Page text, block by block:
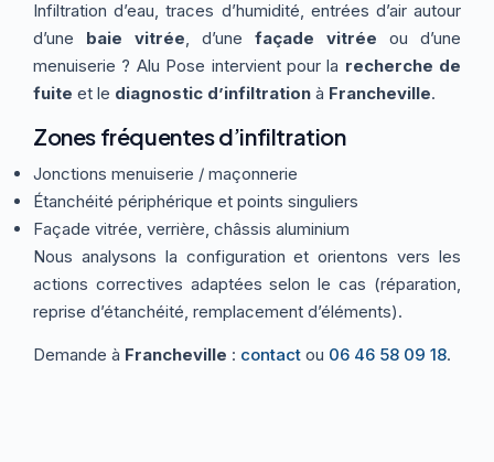
Thermographie ACTUALITÉS
ETRE RAPPELÉ
Infiltration d’eau, traces d’humidité, entrées d’air autour
d’une baie vitrée , d’une façade vitrée ou d’une
menuiserie ? Alu Pose intervient pour la recherche de
fuite et le diagnostic d’infiltration à Francheville.
Zones fréquentes d’infiltration
Jonctions menuiserie / maçonnerie
Étanchéité périphérique et points singuliers
Façade vitrée, verrière, châssis aluminium
Nous analysons la configuration et orientons vers les
actions correctives adaptées selon le cas (réparation,
reprise d’étanchéité, remplacement d’éléments).
Demande à Francheville : contact ou 06 46 58 09 18.